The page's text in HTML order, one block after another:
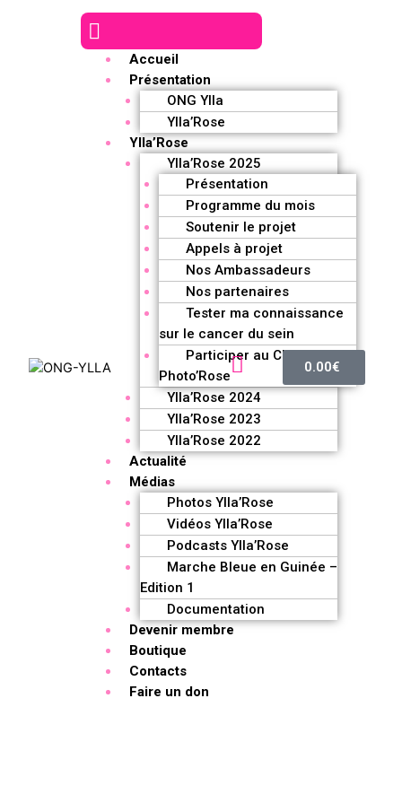
Accueil
Présentation
ONG Ylla
Ylla’Rose
Ylla’Rose
Ylla’Rose 2025
Présentation
Programme du mois
Soutenir le projet
Appels à projet
Nos Ambassadeurs
Nos partenaires
Tester ma connaissance
sur le cancer du sein
Participer au Challenge
Photo’Rose
Ylla’Rose 2024
Ylla’Rose 2023
Ylla’Rose 2022
Actualité
Médias
Photos Ylla’Rose
Vidéos Ylla’Rose
Podcasts Ylla’Rose
Marche Bleue en Guinée –
Edition 1
Documentation
Devenir membre
Boutique
Contacts
Faire un don
0.00€